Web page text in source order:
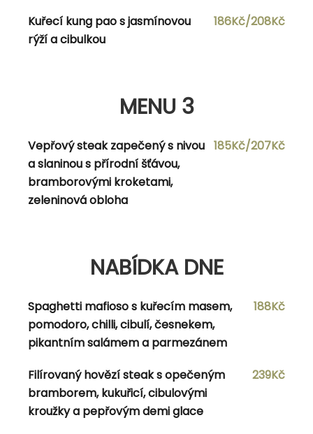
ajvarem, hořčicí a cibulí
Vepřová plec s kysaným bílým zelím a
bramborovým knedlíkem, výpek a
cibulová drobenka
176Kč/198Kč
NABÍDKA DNE
Bramborové noky s vepřovou panenkou,
česnekem, hříbky, smetanou a parmazánem
182Kč
Bacon burger (hovězí mleté maso, slanina,
cheddar, bramborová placka, smoked dresing,
ledový salát, kyselá okurka, rajče, marinovaná
cibulka) s tatarskou omáčkou a bramborovými
Kuřecí kung pao s jasmínovou
rýží a cibulkou
186Kč/208Kč
MENU 3
Vepřový steak zapečený s nivou
a slaninou s přírodní šťávou,
bramborovými kroketami,
zeleninová obloha
185Kč/207Kč
NABÍDKA DNE
Spaghetti mafioso s kuřecím masem,
pomodoro, chilli, cibulí, česnekem,
pikantním salámem a parmezánem
188Kč
Filírovaný hovězí steak s opečeným
bramborem, kukuřicí, cibulovými
kroužky a pepřovým demi glace
239Kč